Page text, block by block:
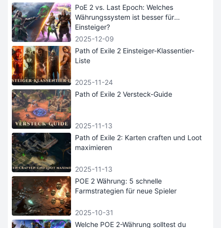
PoE 2 vs. Last Epoch: Welches
Währungssystem ist besser für
Einsteiger?
2025-12-09
Path of Exile 2 Einsteiger-Klassentier-
Liste
2025-11-24
Path of Exile 2 Versteck-Guide
2025-11-13
Path of Exile 2: Karten craften und Loot
maximieren
2025-11-13
POE 2 Währung: 5 schnelle
Farmstrategien für neue Spieler
2025-10-31
Welche POE 2-Währung solltest du